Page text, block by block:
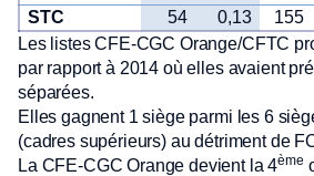
STC 54 0,13 155
Les listes CFE-CGC Orange/CFTC
par rapport à 2014 où elles avaient
séparées.
Elles gagnent 1 siège parmi les 6
(cadres supérieurs) au détriment de
La CFE-CGC Orange devient la 4ème